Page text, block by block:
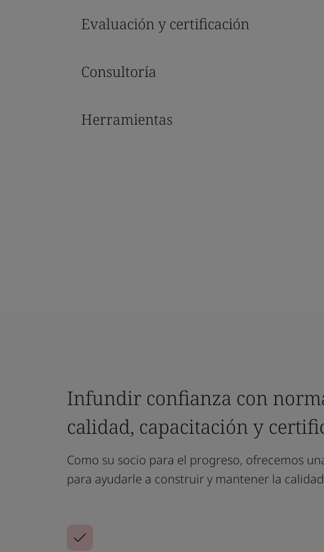
Evaluación y certificación
Consultoría
Herramientas
Infundir confianza con
calidad, capacitación y
Como su socio para el progreso, ofrecemos
para ayudarle a construir y mantener la